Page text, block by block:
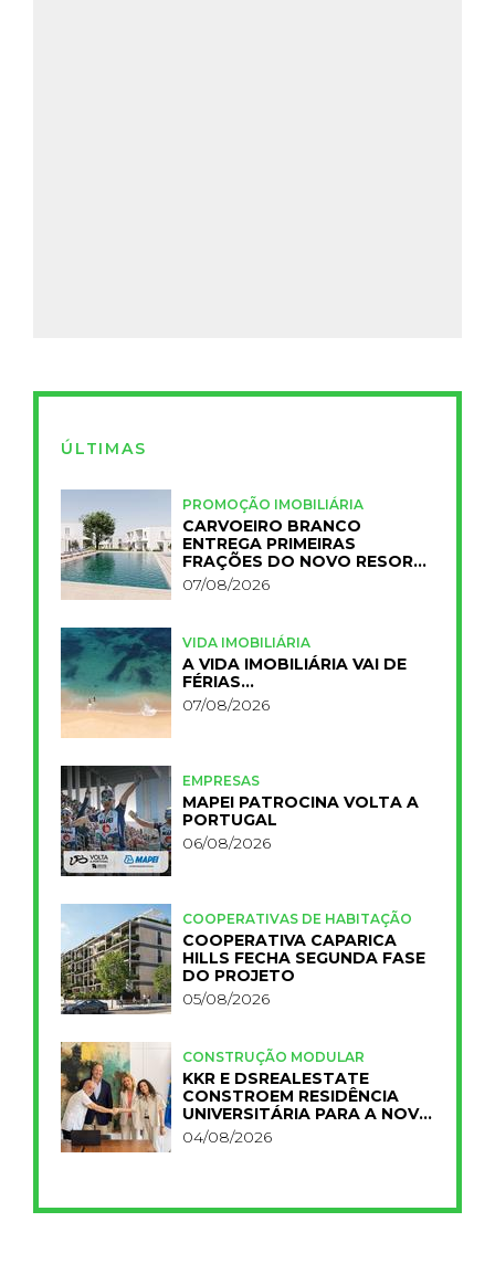
ÚLTIMAS
PROMOÇÃO IMOBILIÁRIA
CARVOEIRO BRANCO
ENTREGA PRIMEIRAS
FRAÇÕES DO NOVO RESORT
PRIMELIFE
07/08/2026
VIDA IMOBILIÁRIA
A VIDA IMOBILIÁRIA VAI DE
FÉRIAS…
07/08/2026
EMPRESAS
MAPEI PATROCINA VOLTA A
PORTUGAL
06/08/2026
COOPERATIVAS DE HABITAÇÃO
COOPERATIVA CAPARICA
HILLS FECHA SEGUNDA FASE
DO PROJETO
05/08/2026
CONSTRUÇÃO MODULAR
KKR E DSREALESTATE
CONSTROEM RESIDÊNCIA
UNIVERSITÁRIA PARA A NOVA
FCT
04/08/2026